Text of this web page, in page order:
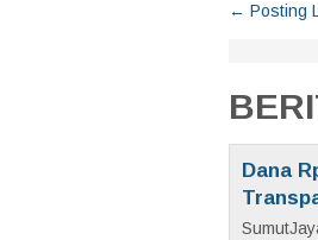
← Posting
Dana